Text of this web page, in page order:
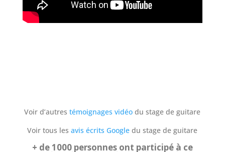
Voir d’autrestémoignages vidéo du stage de guitare
Voir tous lesavis écrits Google du stage de guitare
+ de 1000 personnes ont participé à ce